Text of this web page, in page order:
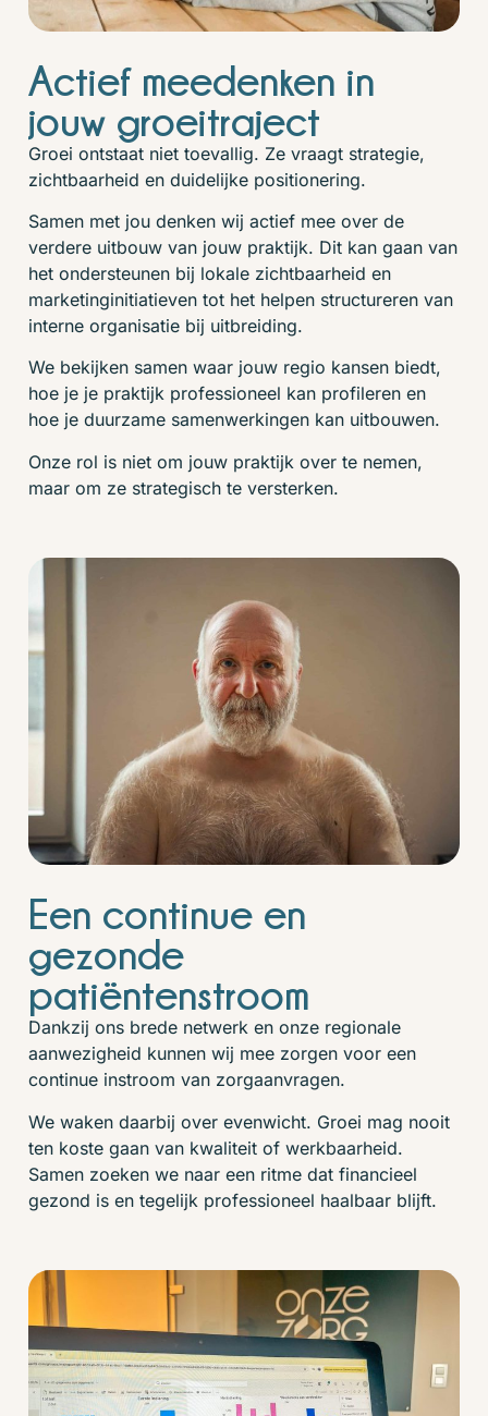
Actief meedenken in
jouw groeitraject
Groei ontstaat niet toevallig. Ze vraagt strategie,
zichtbaarheid en duidelijke positionering.
Samen met jou denken wij actief mee over de
verdere uitbouw van jouw praktijk. Dit kan gaan van
het ondersteunen bij lokale zichtbaarheid en
marketinginitiatieven tot het helpen structureren van
interne organisatie bij uitbreiding.
We bekijken samen waar jouw regio kansen biedt,
hoe je je praktijk professioneel kan profileren en
hoe je duurzame samenwerkingen kan uitbouwen.
Onze rol is niet om jouw praktijk over te nemen,
maar om ze strategisch te versterken.
Een continue en
gezonde
patiëntenstroom
Dankzij ons brede netwerk en onze regionale
aanwezigheid kunnen wij mee zorgen voor een
continue instroom van zorgaanvragen.
We waken daarbij over evenwicht. Groei mag nooit
ten koste gaan van kwaliteit of werkbaarheid.
Samen zoeken we naar een ritme dat financieel
gezond is en tegelijk professioneel haalbaar blijft.